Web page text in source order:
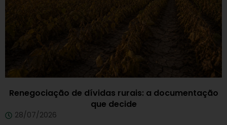
Renegociação de dívidas rurais: a documentação
que decide
28/07/2026